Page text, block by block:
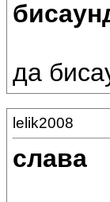
да
lelik2008
слава